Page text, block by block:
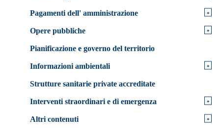
Pagamenti dell' amministrazione +
Opere pubbliche +
Pianificazione e governo del territorio
Informazioni ambientali +
Strutture sanitarie private accreditate
Interventi straordinari e di emergenza +
Altri contenuti +